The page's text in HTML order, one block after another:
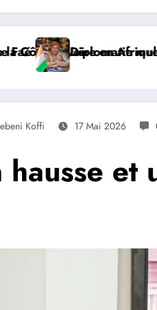
SE Mme Nialé Kaba
𝐉𝐎𝐉 𝐃𝐀𝐊𝐀𝐑
Koffi 17 Mai 2026
et